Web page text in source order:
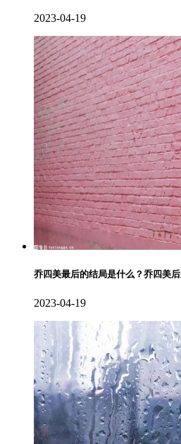
2023-04-19
乔四美最后的结局是什么？乔四美
2023-04-19